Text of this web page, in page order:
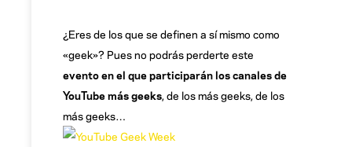
¿Eres de los que se definen a sí mismo como
«geek»? Pues no podrás perderte este
evento en el que participarán los canales de
YouTube más geeks, de los más geeks, de los
más geeks…